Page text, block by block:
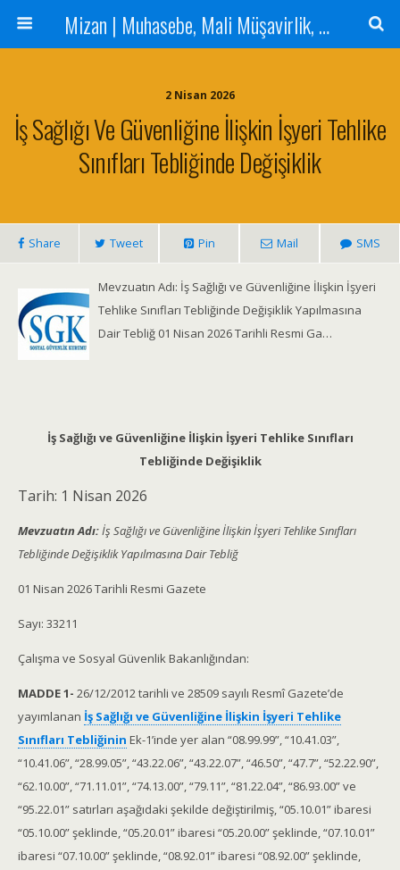
Mizan | Muhasebe, Mali Müşavirlik, Denetim Hizmetleri
2 Nisan 2026
İş Sağlığı Ve Güvenliğine İlişkin İşyeri Tehlike
Sınıfları Tebliğinde Değişiklik
Share Tweet Pin Mail SMS
Mevzuatın Adı: İş Sağlığı ve Güvenliğine İlişkin İşyeri
Tehlike Sınıfları Tebliğinde Değişiklik Yapılmasına
Dair Tebliğ 01 Nisan 2026 Tarihli Resmi Ga…
İş Sağlığı ve Güvenliğine İlişkin İşyeri Tehlike Sınıfları
Tebliğinde Değişiklik
Tarih: 1 Nisan 2026
Mevzuatın Adı:İş Sağlığı ve Güvenliğine İlişkin İşyeri Tehlike Sınıfları
Tebliğinde Değişiklik Yapılmasına Dair Tebliğ
01 Nisan 2026 Tarihli Resmi Gazete
Sayı: 33211
Çalışma ve Sosyal Güvenlik Bakanlığından:
MADDE 1- 26/12/2012 tarihli ve 28509 sayılı Resmî Gazete’de
yayımlanan İş Sağlığı ve Güvenliğine İlişkin İşyeri Tehlike
Sınıfları Tebliğinin Ek-1’inde yer alan “08.99.99”, “10.41.03”,
“10.41.06”, “28.99.05”, “43.22.06”, “43.22.07”, “46.50”, “47.7”, “52.22.90”,
“62.10.00”, “71.11.01”, “74.13.00”, “79.11”, “81.22.04”, “86.93.00” ve
“95.22.01” satırları aşağıdaki şekilde değiştirilmiş, “05.10.01” ibaresi
“05.10.00” şeklinde, “05.20.01” ibaresi “05.20.00” şeklinde, “07.10.01”
ibaresi “07.10.00” şeklinde, “08.92.01” ibaresi “08.92.00” şeklinde,